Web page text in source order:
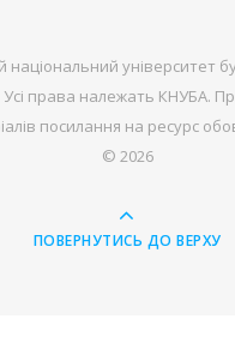
національний університет
Усі права належать КНУБА.
посилання на ресурс
© 2026
ПОВЕРНУТИСЬ ДО ВЕРХУ